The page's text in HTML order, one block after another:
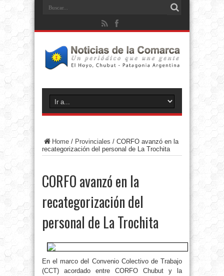
Home / Provinciales / CORFO avanzó en la
recategorización del personal de La Trochita
CORFO avanzó en la
recategorización del
personal de La Trochita
En el marco del Convenio Colectivo de Trabajo
(CCT) acordado entre CORFO Chubut y la